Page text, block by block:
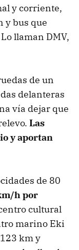
y corriente,
y bus que
llaman DMV,
de un
delanteras
vía dejar que
Las
y aportan
de 80
h por
cultural
marino Eki
km y